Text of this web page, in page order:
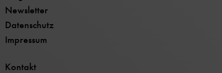
Newsletter
Datenschutz
Impressum
Kontakt